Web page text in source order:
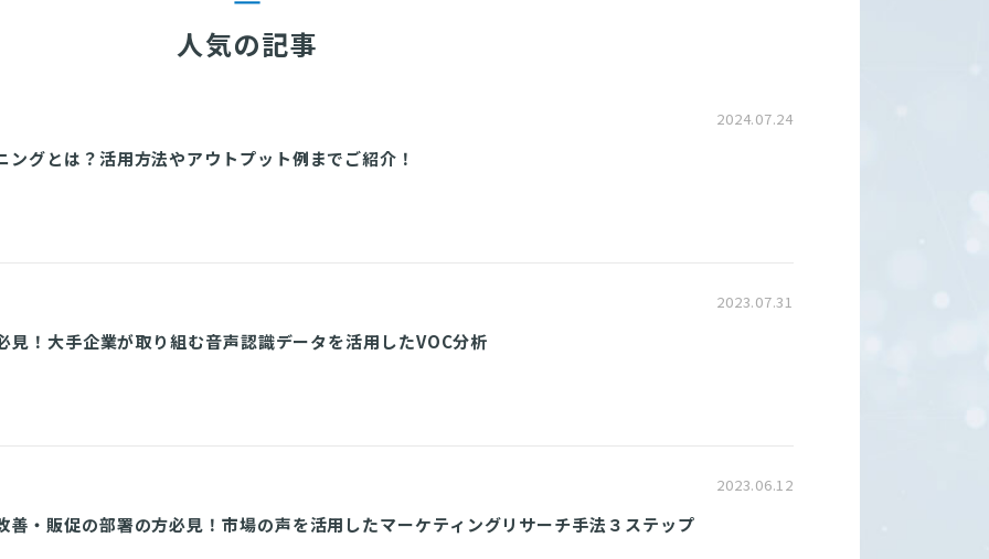
人気の記事
2024.07.24
ングとは？活用方法やアウトプット例までご紹介！
2023.07.31
見！大手企業が取り組む音声認識データを活用したVOC分析
2023.06.12
善・販促の部署の方必見！市場の声を活用したマーケティングリサーチ手法３ステップ